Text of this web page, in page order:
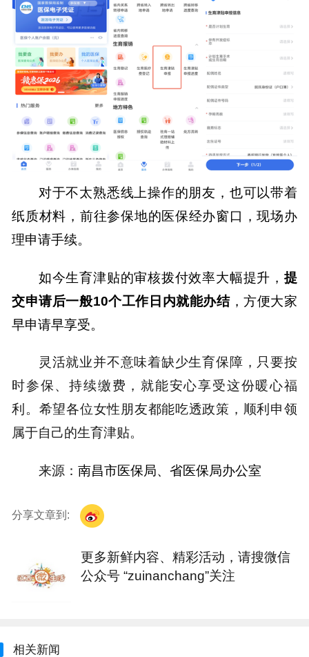
对于不太熟悉线上操作的朋友，也可以带着
纸质材料，前往参保地的医保经办窗口，现场办
理申请手续。
如今生育津贴的审核拨付效率大幅提升， 提
交申请后一般10个工作日内就能办结，方便大家
早申请早享受。
灵活就业并不意味着缺少生育保障，只要按
时参保、持续缴费，就能安心享受这份暖心福
利。希望各位女性朋友都能吃透政策，顺利申领
属于自己的生育津贴。
来源： 南昌市医保局、省医保局办公室
分享文章到:
更多新鲜内容、精彩活动，请搜微信
公众号 “zuinanchang”关注
相关新闻